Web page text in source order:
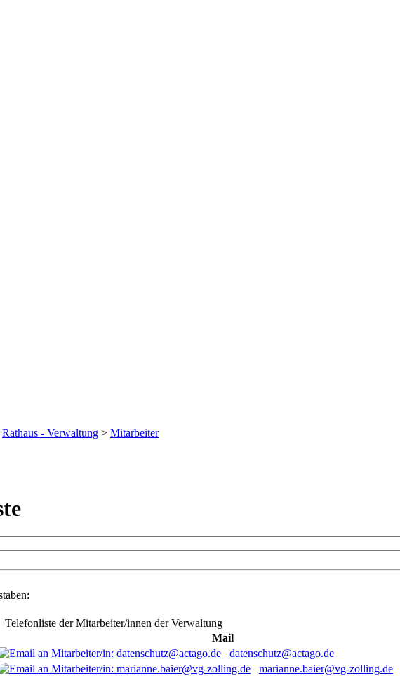
Rathaus - Verwaltung > Mitarbeiter
Telefonliste der Mitarbeiter/innen der Verwaltung
Mail
datenschutz@actago.de
marianne.baier@vg-zolling.de